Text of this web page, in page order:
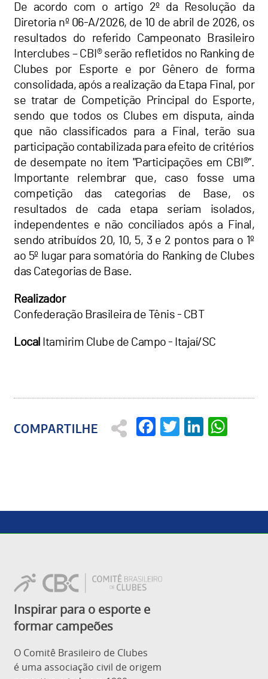
De acordo com o artigo 2º da Resolução da
Diretoria nº 06-A/2026, de 10 de abril de 2026, os
resultados do referido Campeonato Brasileiro
Interclubes – CBI® serão refletidos no Ranking de
Clubes por Esporte e por Gênero de forma
consolidada, após a realização da Etapa Final, por
se tratar de Competição Principal do Esporte,
sendo que todos os Clubes em disputa, ainda
que não classificados para a Final, terão sua
participação contabilizada para efeito de critérios
de desempate no item "Participações em CBI®”.
Importante relembrar que, caso fosse uma
competição das categorias de Base, os
resultados de cada etapa seriam isolados,
independentes e não conciliados após a Final,
sendo atribuídos 20, 10, 5, 3 e 2 pontos para o 1º
ao 5º lugar para somatória do Ranking de Clubes
das Categorias de Base.
Realizador
Confederação Brasileira de Tênis - CBT
Local Itamirim Clube de Campo - Itajaí/SC
Facebook
Twitter
Inspirar para o esporte e
formar campeões
O Comitê Brasileiro de Clubes
é uma associação civil de origem